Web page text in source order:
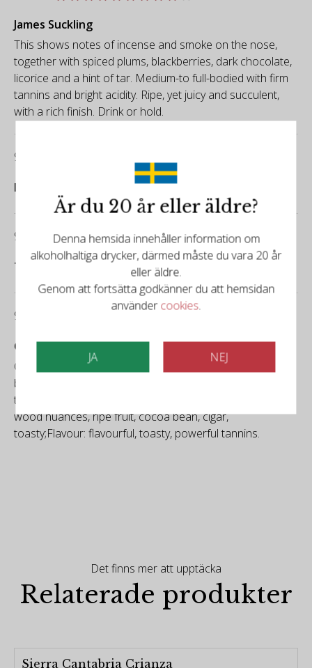
James Suckling
This shows notes of incense and smoke on the nose,
together with spiced plums, blackberries, dark chocolate,
licorice and a hint of tar. Medium-to full-bodied with firm
tannins and bright acidity. Ripe, yet juicy and succulent,
with a rich finish. Drink or hold.
94/100
Decanter World Wine Awards
95/100
Tim Atkin
94/100
Guia Peñin
Colour: deep cherry;Aroma: dried herbs, creamy oak,
black fruit;Flavour: powerful, ripe fruit, spicy, round
tannins;Colour: deep cherry, garnet rim;Aroma: aged
wood nuances, ripe fruit, cocoa bean, cigar,
toasty;Flavour: flavourful, toasty, powerful tannins.
Det finns mer att upptäcka
Relaterade produkter
Sierra Cantabria Crianza
Är du 20 år eller äldre?
Denna hemsida innehåller information om
alkoholhaltiga drycker, därmed måste du vara 20 år
eller äldre.
Genom att fortsätta godkänner du att hemsidan
användercookies.
JA NEJ